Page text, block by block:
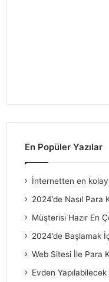
En Popüler Yazılar
İnternetten en kolay
2024’de Nasıl Para
Müşterisi Hazır En
2024’de Başlamak
Web Sitesi İle Para
Evden